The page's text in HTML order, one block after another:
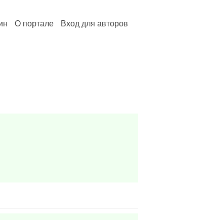
О портале Вход для авторов